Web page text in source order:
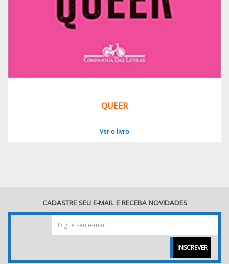
QUEER
Ver o livro
CADASTRE SEU E-MAIL E RECEBA NOVIDADES
INSCREVER